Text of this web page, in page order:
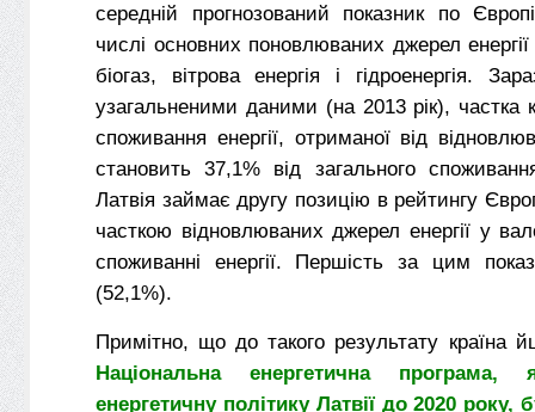
середній прогнозований показник по
числі основних поновлюваних джерел енергії
біогаз, вітрова енергія і гідроенергія.
узагальненими даними (на 2013 рік), частка
споживання енергії, отриманої від
становить 37,1% від загального
Латвія займає другу позицію в рейтингу
часткою відновлюваних джерел енергії у
споживанні енергії. Першість за цим
(52,1%).
Примітно, що до такого результату країна
Національна енергетична програма,
енергетичну політику Латвії до 2020 року,